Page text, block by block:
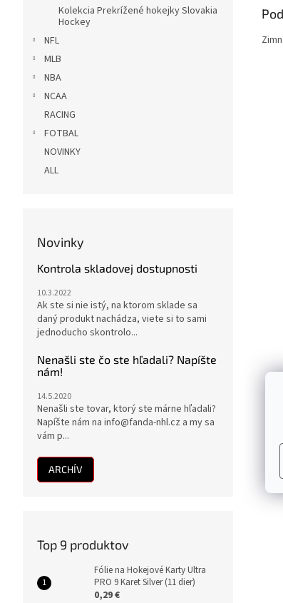
Kolekcia Prekrížené hokejky Slovakia
Hockey
NFL
MLB
NBA
NCAA
RACING
FOTBAL
NOVINKY
ALL
Novinky
Kontrola skladovej dostupnosti
10.3.2022
Ak ste si nie istý, na ktorom sklade sa
daný produkt nachádza, viete si to sami
jednoducho skontrolo...
Nenašli ste čo ste hľadali? Napíšte
nám!
14.5.2020
Nenašli ste tovar, ktorý ste márne hľadali?
Napíšte nám na info@fanda-nhl.cz a my sa
vám p...
ARCHÍV
Top 9 produktov
Fólie na Hokejové Karty Ultra
PRO 9 Karet Silver (11 dier)
0,29 €